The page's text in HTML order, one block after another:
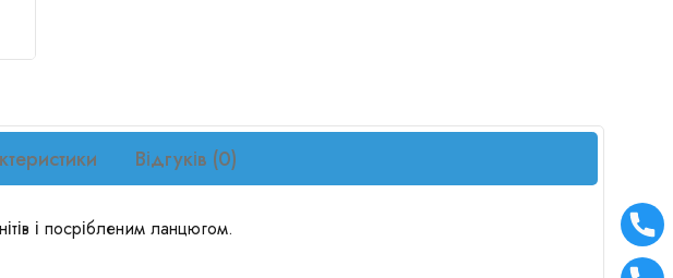
Відгуків (0)
і посрібленим ланцюгом.